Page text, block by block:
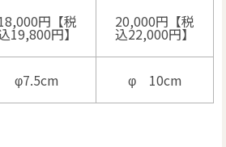
円【税
19,800円】
20,000円【税
込22,000円】
φ7.5cm φ 10cm